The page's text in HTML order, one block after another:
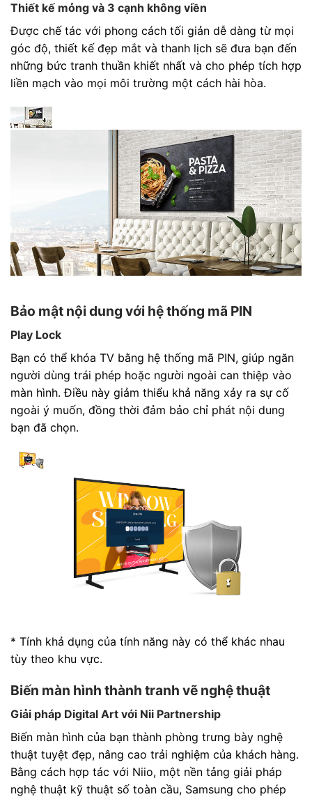
Thiết kế mỏng và 3 cạnh không viền
Được chế tác với phong cách tối giản dễ dàng từ mọi
góc độ, thiết kế đẹp mắt và thanh lịch sẽ đưa bạn đến
những bức tranh thuần khiết nhất và cho phép tích hợp
liền mạch vào mọi môi trường một cách hài hòa.
Bảo mật nội dung với hệ thống mã PIN
Play Lock
Bạn có thể khóa TV bằng hệ thống mã PIN, giúp ngăn
người dùng trái phép hoặc người ngoài can thiệp vào
màn hình. Điều này giảm thiểu khả năng xảy ra sự cố
ngoài ý muốn, đồng thời đảm bảo chỉ phát nội dung
bạn đã chọn.
* Tính khả dụng của tính năng này có thể khác nhau
tùy theo khu vực.
Biến màn hình thành tranh vẽ nghệ thuật
Giải pháp Digital Art với Nii Partnership
Biến màn hình của bạn thành phòng trưng bày nghệ
thuật tuyệt đẹp, nâng cao trải nghiệm của khách hàng.
Bằng cách hợp tác với Niio, một nền tảng giải pháp
nghệ thuật kỹ thuật số toàn cầu, Samsung cho phép